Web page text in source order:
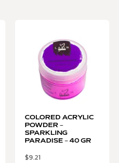
COLORED ACRYLIC
POWDER –
SPARKLING
PARADISE – 40 GR
$9.21